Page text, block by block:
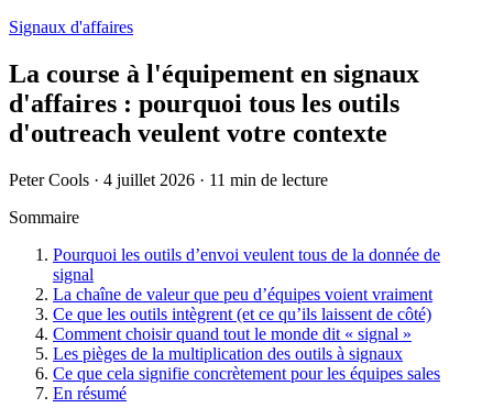
Signaux d'affaires
La course à l'équipement en signaux
d'affaires : pourquoi tous les outils
d'outreach veulent votre contexte
Peter Cools · 4 juillet 2026 · 11 min de lecture
Sommaire
Pourquoi les outils d’envoi veulent tous de la donnée de
signal
La chaîne de valeur que peu d’équipes voient vraiment
Ce que les outils intègrent (et ce qu’ils laissent de côté)
Comment choisir quand tout le monde dit « signal »
Les pièges de la multiplication des outils à signaux
Ce que cela signifie concrètement pour les équipes sales
En résumé